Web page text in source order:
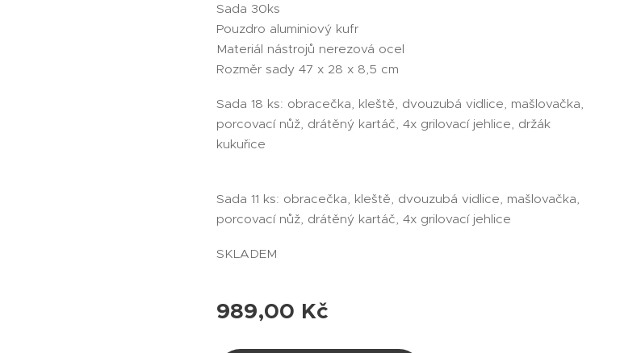
Sada 30ks
Pouzdro aluminiový kufr
Materiál nástrojů nerezová ocel
Rozměr sady 47 x 28 x 8,5 cm
Sada 18 ks: obracečka, kleště, dvouzubá vidlice, mašlovačka,
porcovací nůž, drátěný kartáč, 4x grilovací jehlice, držák
kukuřice
Sada 11 ks: obracečka, kleště, dvouzubá vidlice, mašlovačka,
porcovací nůž, drátěný kartáč, 4x grilovací jehlice
SKLADEM
989,00 Kč